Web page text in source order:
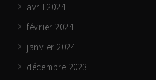
avril 2024
février 2024
janvier 2024
décembre 2023